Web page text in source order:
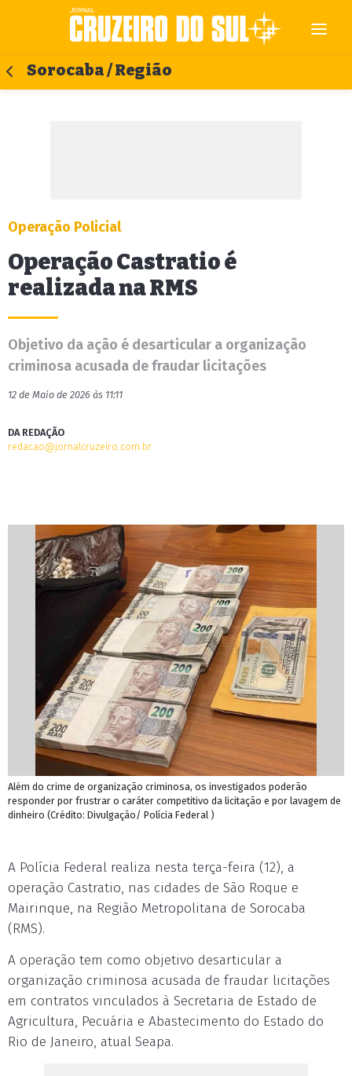
Sorocaba / Região
Operação Policial
Operação Castratio é
realizada na RMS
Objetivo da ação é desarticular a organização
criminosa acusada de fraudar licitações
12 de Maio de 2026 às 11:11
DA REDAÇÃO
redacao@jornalcruzeiro.com.br
Além do crime de organização criminosa, os investigados poderão
responder por frustrar o caráter competitivo da licitação e por lavagem de
dinheiro (Crédito: Divulgação/ Polícia Federal )
A Polícia Federal realiza nesta terça-feira (12), a
operação Castratio, nas cidades de São Roque e
Mairinque, na Região Metropolitana de Sorocaba
(RMS).
A operação tem como objetivo desarticular a
organização criminosa acusada de fraudar licitações
em contratos vinculados à Secretaria de Estado de
Agricultura, Pecuária e Abastecimento do Estado do
Rio de Janeiro, atual Seapa.